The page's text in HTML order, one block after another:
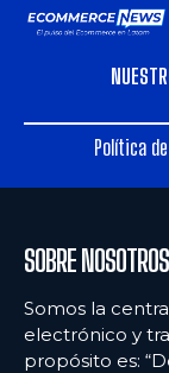
Política
SOBRE NOSOTROS
Somos la
electrónico y
propósito es: